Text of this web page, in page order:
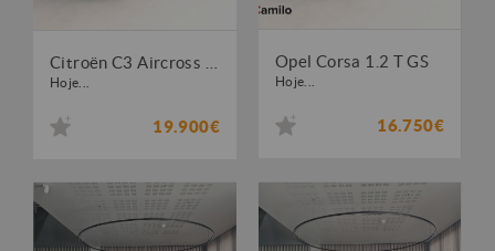
Hoje...
19.900€
Opel Corsa 1.2 T GS
Hoje...
16.750€